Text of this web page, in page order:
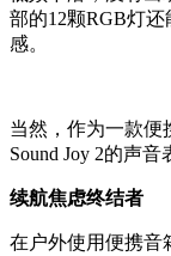
部的12颗RGB灯
感。
当然，作为一款便
Sound Joy 2的声
续航焦虑终结者
在户外使用便携音